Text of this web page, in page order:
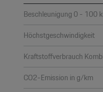
Beschleunigung 0 - 100
Höchstgeschwindigkeit
Kraftstoffverbrauch
CO2-Emission in g/km